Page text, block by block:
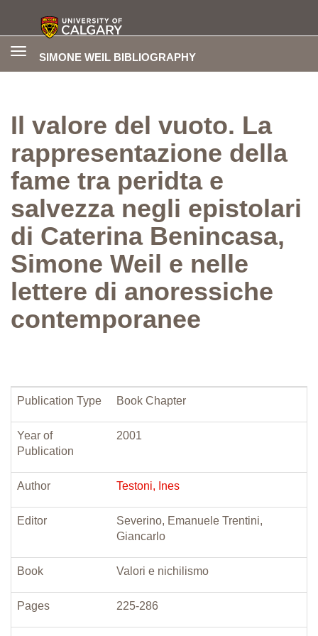
SIMONE WEIL BIBLIOGRAPHY
Toggle
Il valore del vuoto. La
rappresentazione della
fame tra peridta e
salvezza negli epistolari
di Caterina Benincasa,
Simone Weil e nelle
lettere di anoressiche
contemporanee
Publication Type Book Chapter
Year of
Publication
2001
Author Testoni, Ines
Editor
Severino, Emanuele Trentini,
Giancarlo
Book Valori e nichilismo
Pages 225-286